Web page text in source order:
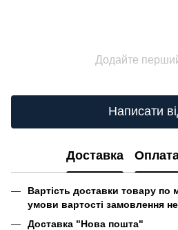
Додайте
Написати
Доставка
Вартість доставки товару по
умови вартості замовлення
Доставка "Нова пошта"